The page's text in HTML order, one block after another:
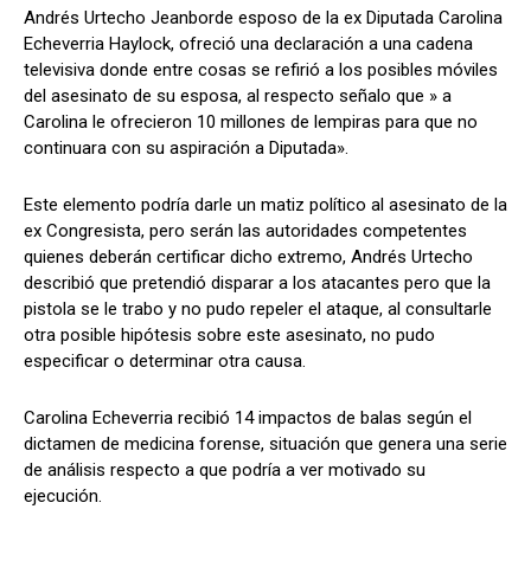
Comparta
Facebook X WhatsApp
Síganos
Comparta
Facebook X WhatsApp
Síganos
Andrés Urtecho Jeanborde esposo de la ex Diputada Carolina
Echeverria Haylock, ofreció una declaración a una cadena
televisiva donde entre cosas se refirió a los posibles móviles
del asesinato de su esposa, al respecto señalo que » a
Carolina le ofrecieron 10 millones de lempiras para que no
continuara con su aspiración a Diputada».
Este elemento podría darle un matiz político al asesinato de la
ex Congresista, pero serán las autoridades competentes
quienes deberán certificar dicho extremo, Andrés Urtecho
describió que pretendió disparar a los atacantes pero que la
pistola se le trabo y no pudo repeler el ataque, al consultarle
otra posible hipótesis sobre este asesinato, no pudo
especificar o determinar otra causa.
Carolina Echeverria recibió 14 impactos de balas según el
dictamen de medicina forense, situación que genera una serie
de análisis respecto a que podría a ver motivado su
ejecución.